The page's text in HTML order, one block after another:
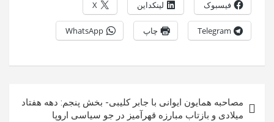
فیسبوک لینکداین X
Telegram چاپ WhatsApp
نوشته
مصاحبه همایون ایوانی با جابر کلیبی- بخش پنجم: دهه هفتاد
میلادی و بازتاب مبارزه قهرآمیز در جو سیاسی اروپا